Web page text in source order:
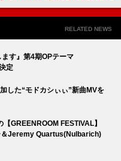
RELATED NEWS
す』第4期OPテーマ
定
した“モドカシぃぃ”新曲MVを
GREENROOM FESTIVAL】
Jeremy Quartus(Nulbarich)